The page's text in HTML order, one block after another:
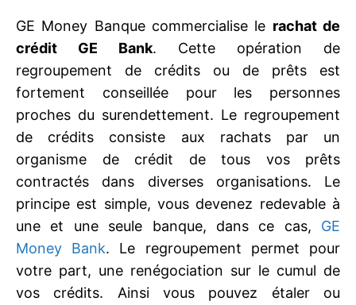
GE Money Banque commercialise le rachat de
crédit GE Bank. Cette opération de
regroupement de crédits ou de prêts est
fortement conseillée pour les personnes
proches du surendettement. Le regroupement
de crédits consiste aux rachats par un
organisme de crédit de tous vos prêts
contractés dans diverses organisations. Le
principe est simple, vous devenez redevable à
une et une seule banque, dans ce cas, GE
Money Bank. Le regroupement permet pour
votre part, une renégociation sur le cumul de
vos crédits. Ainsi vous pouvez étaler ou